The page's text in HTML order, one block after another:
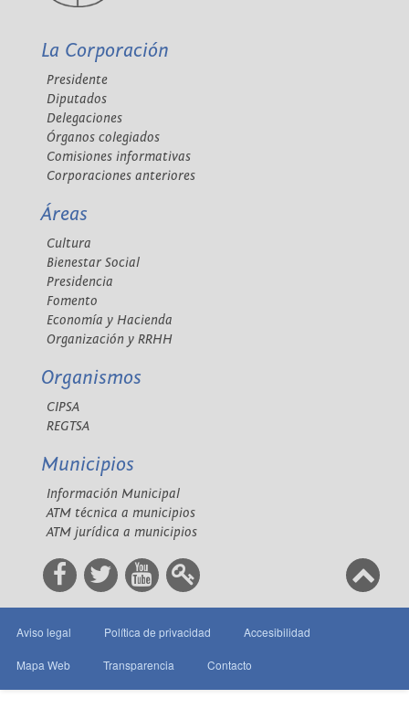
La Corporación
Presidente
Diputados
Delegaciones
Órganos colegiados
Comisiones informativas
Corporaciones anteriores
Áreas
Cultura
Bienestar Social
Presidencia
Fomento
Economía y Hacienda
Organización y RRHH
Organismos
CIPSA
REGTSA
Municipios
Información Municipal
ATM técnica a municipios
ATM jurídica a municipios
Aviso legal Política de privacidad Accesibilidad
Mapa Web Transparencia Contacto